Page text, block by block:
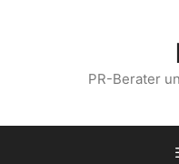
PR-Berater